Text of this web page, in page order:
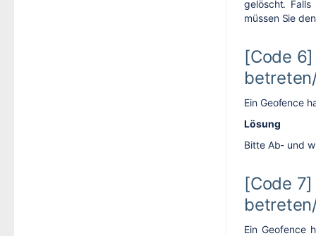
gelöscht.
müssen Sie
[Code
Ein Geofence
Lösung
Bitte Ab- und
[Code
Ein Geofence